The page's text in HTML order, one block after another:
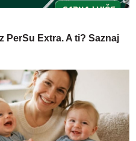
PerSu Extra. A ti? Saznaj